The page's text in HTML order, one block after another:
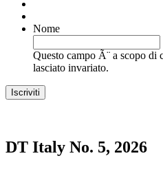
Nome
Questo campo Ã¨ a scopo di
lasciato invariato.
DT Italy No. 5, 2026